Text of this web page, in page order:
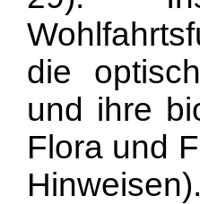
die
und ihre
Flora und
Hinweisen).